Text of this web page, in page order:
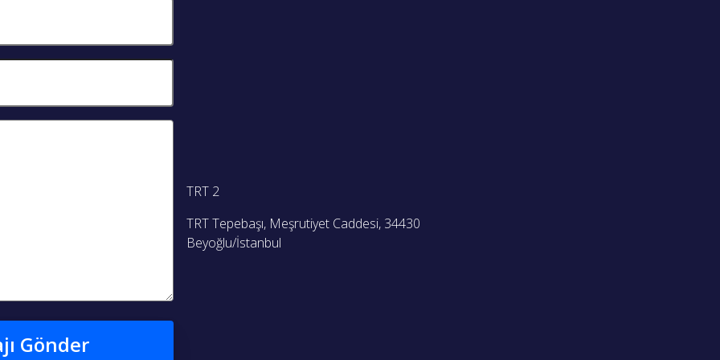
Gönder
TRT 2
TRT Tepebaşı, Meşrutiyet Caddesi, 34430
Beyoğlu/İstanbul